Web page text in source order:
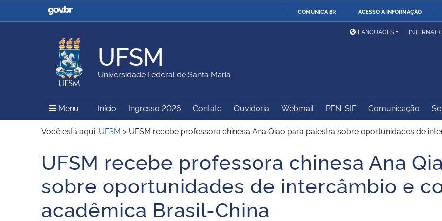
COMUNICA BR ACESSO À INFORMAÇÃO
Casa Civil
Ministério da Justiça e
Ministério da Defesa
Ministério das Relações
Exteriores
Ministério da Agricultura,
Pecuária e Abastecimento
Ministério da Educação
Ministério do Meio Ambiente Ministério do Turismo
Ministério do
Desenvolvimento Regional
Controladoria-Geral da
União
Secretaria de Governo
Gabinete de Segurança
Institucional
Advocacia-Geral da União Banco Central do Brasil
LANGUAGES
UFSM
Universidade Federal de Santa Maria
Menu Menu Principal do Sítio
Início Ingresso 2026 Contato Ouvidoria Webmail PEN-SIE Comunicação
Você está aqui: UFSM > UFSM recebe professora chinesa Ana Qiao para palestra sobre oportunidades de
Início do conteúdo
UFSM recebe professora chinesa Ana
sobre oportunidades de intercâmbio e
acadêmica Brasil-China